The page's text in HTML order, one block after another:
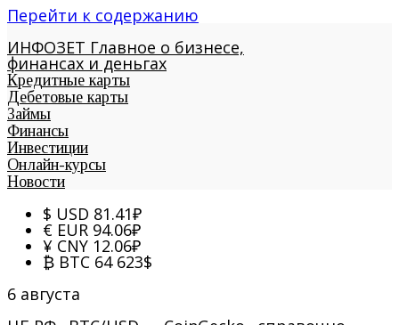
Перейти к содержанию
ИНФОЗЕТ Главное о бизнесе,
финансах и деньгах
Кредитные карты
Дебетовые карты
Займы
Финансы
Инвестиции
Онлайн-курсы
Новости
$ USD 81.41₽
€ EUR 94.06₽
¥ CNY 12.06₽
₿ BTC 64 623$
6 августа